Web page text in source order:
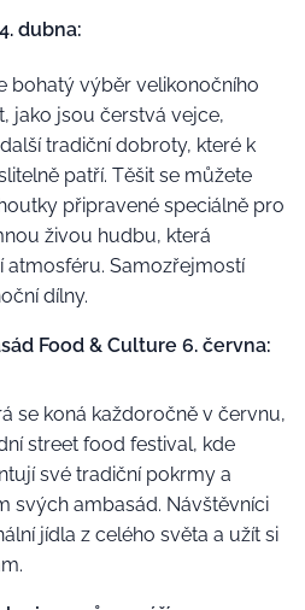
dubna:
bohatý výběr velikonočního
jako jsou čerstvá vejce,
tradiční dobroty, které k
patří. Těšit se můžete
připravené speciálně pro
živou hudbu, která
atmosféru. Samozřejmostí
dílny.
Food & Culture 6. června:
se koná každoročně v červnu,
street food festival, kde
své tradiční pokrmy a
svých ambasád. Návštěvníci
jídla z celého světa a užít si